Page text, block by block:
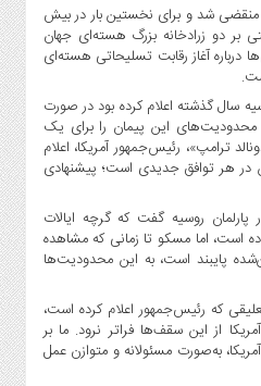
منقضی شد و برای نخستین بار در بیش
بر دو زرادخانه بزرگ هسته‌ای جهان
درباره آغاز رقابت تسلیحاتی هسته‌ای
سال گذشته اعلام کرده بود در صورت
محدودیت‌های این پیمان را برای یک
ترامپ»، رئیس‌جمهور آمریکا، اعلام
در هر توافق جدیدی است؛ پیشنهادی
پارلمان روسیه گفت که گرچه ایالات
است، اما مسکو تا زمانی که مشاهده
پایبند است، به این محدودیت‌ها
که رئیس‌جمهور اعلام کرده است،
از این سقف‌ها فراتر نرود. ما بر
به‌صورت مسئولانه و متوازن عمل